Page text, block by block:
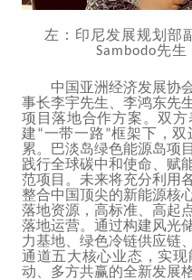
左：印尼发展规划部
Sambodo先生
中国亚洲经济发展协
事长李宇先生、李鸿东先
项目落地合作方案。双
建“一带一路”框架下，双
累。巴淡岛绿色能源岛项
践行全球碳中和使命、赋
范项目。未来将充分利用
整合中国顶尖的新能源核
落地资源，高标准、高起
落地运营。通过构建风光
力基地、绿色冷链供应链
通道五大核心业态，实
动、多方共赢的全新发展格